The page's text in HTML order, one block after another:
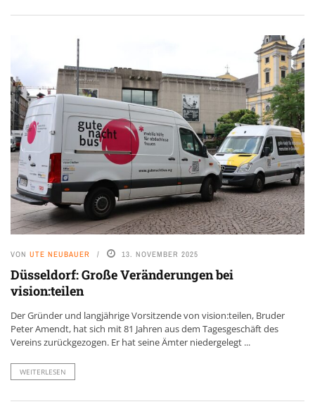
VON UTE NEUBAUER 13. NOVEMBER 2025
Düsseldorf: Große Veränderungen bei
vision:teilen
Der Gründer und langjährige Vorsitzende von vision:teilen, Bruder
Peter Amendt, hat sich mit 81 Jahren aus dem Tagesgeschäft des
Vereins zurückgezogen. Er hat seine Ämter niedergelegt ...
WEITERLESEN